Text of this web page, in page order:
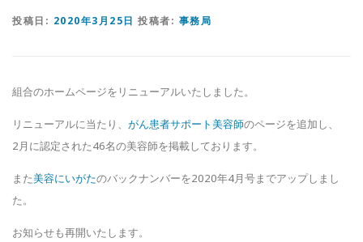
投稿日: 2020年3月25日 投稿者: 事務局
組合のホームページをリニューアルいたしました。
リニューアルに当たり、 がん患者サポート美容師のページを追加し、
2月に認定された46名の美容師を掲載しております。
また美容にいがたのバックナンバーを2020年4月号までアップしまし
た。
お知らせも再開いたします。